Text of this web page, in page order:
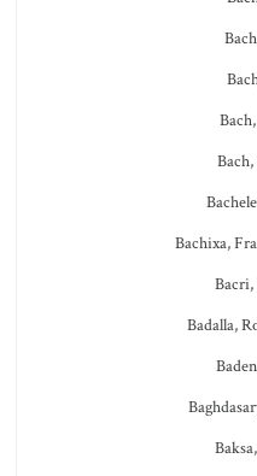
Bach,
Bachixa,
Badalla,